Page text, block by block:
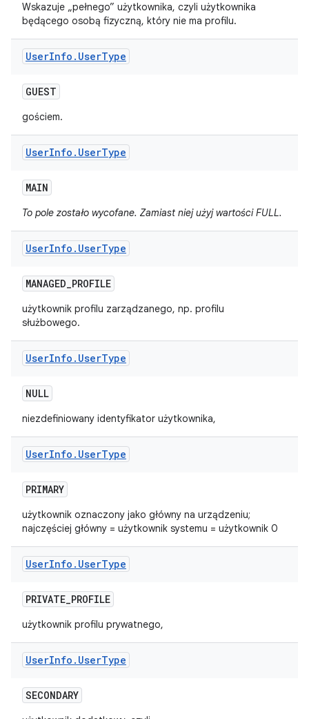
Wskazuje „pełnego” użytkownika, czyli użytkownika
będącego osobą fizyczną, który nie ma profilu.
UserInfo . UserType
GUEST
gościem.
UserInfo . UserType
MAIN
To pole zostało wycofane. Zamiast niej użyj wartości FULL.
UserInfo . UserType
MANAGED_PROFILE
użytkownik profilu zarządzanego, np. profilu
służbowego.
UserInfo . UserType
NULL
niezdefiniowany identyfikator użytkownika,
UserInfo . UserType
PRIMARY
użytkownik oznaczony jako główny na urządzeniu;
najczęściej główny = użytkownik systemu = użytkownik 0
UserInfo . UserType
PRIVATE_PROFILE
użytkownik profilu prywatnego,
UserInfo . UserType
SECONDARY